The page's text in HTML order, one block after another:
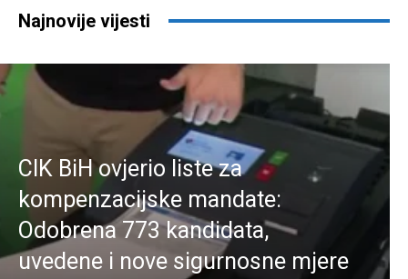
Najnovije vijesti
CIK BiH ovjerio liste za
kompenzacijske mandate:
Odobrena 773 kandidata,
uvedene i nove sigurnosne mjere